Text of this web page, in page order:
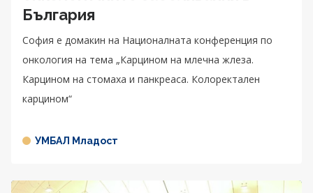
България
София е домакин на Националната конференция по
онкология на тема „Карцином на млечна жлеза.
Карцином на стомаха и панкреаса. Колоректален
карцином“
УМБАЛ Младост